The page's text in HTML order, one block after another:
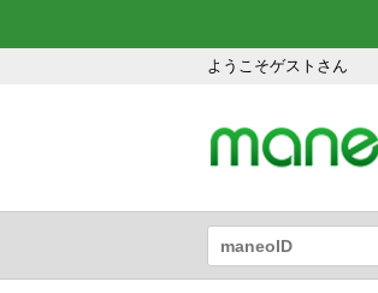
ようこそゲストさん